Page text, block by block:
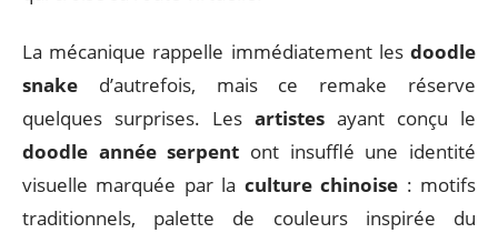
La mécanique rappelle immédiatement les doodle
snake d’autrefois, mais ce remake réserve
quelques surprises. Les artistes ayant conçu le
doodle année serpent ont insufflé une identité
visuelle marquée par la culture chinoise : motifs
traditionnels, palette de couleurs inspirée du